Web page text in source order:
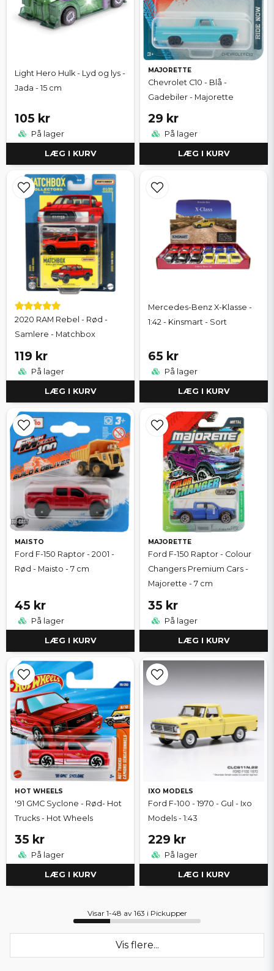
Light Hero Hulk - Lyd og lys -
Jada - 15 cm
105 kr
På lager
LÆG I KURV
MAJORETTE
Chevrolet C10 - Blå -
Gadebiler - Majorette
29 kr
På lager
LÆG I KURV
2020 RAM Rebel - Rød -
Samlere - Matchbox
119 kr
På lager
LÆG I KURV
Mercedes-Benz X-Klasse -
1:42 - Kinsmart - Sort
65 kr
På lager
LÆG I KURV
MAISTO
Ford F-150 Raptor - 2001 -
Rød - Maisto - 7 cm
45 kr
På lager
LÆG I KURV
MAJORETTE
Ford F-150 Raptor - Colour
Changers Premium Cars -
Majorette - 7 cm
35 kr
På lager
LÆG I KURV
HOT WHEELS
'91 GMC Syclone - Rød- Hot
Trucks - Hot Wheels
35 kr
På lager
LÆG I KURV
IXO MODELS
Ford F-100 - 1970 - Gul - Ixo
Models - 1:43
229 kr
På lager
LÆG I KURV
Visar 1-48 av 163 i Pickupper
Vis flere...